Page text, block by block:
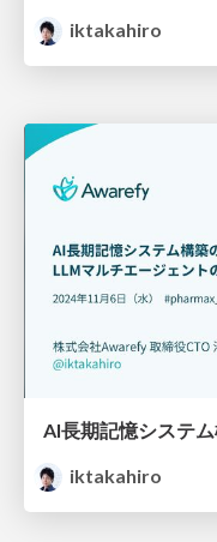
iktakahiro
iktakahiro